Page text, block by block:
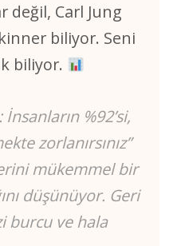
değil, Carl Jung
biliyor. Seni
biliyor.
%92’si,
zorlanırsınız”
mükemmel bir
düşünüyor. Geri
burcu ve hala